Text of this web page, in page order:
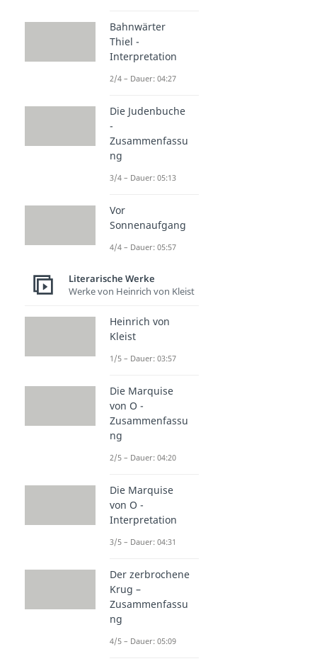
Bahnwärter
Thiel -
Interpretation
2/4 – Dauer: 04:27
Die Judenbuche
-
Zusammenfassu
ng
3/4 – Dauer: 05:13
Vor
Sonnenaufgang
4/4 – Dauer: 05:57
Literarische Werke
Werke von Heinrich von Kleist
Heinrich von
Kleist
1/5 – Dauer: 03:57
Die Marquise
von O -
Zusammenfassu
ng
2/5 – Dauer: 04:20
Die Marquise
von O -
Interpretation
3/5 – Dauer: 04:31
Der zerbrochene
Krug –
Zusammenfassu
ng
4/5 – Dauer: 05:09